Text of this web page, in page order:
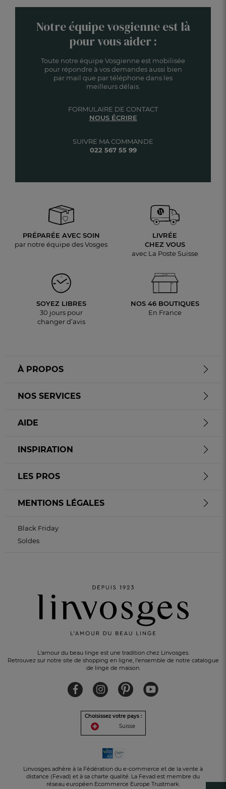
UN CADEAU OFFERTpour tout achat
Notre équipe vosgienne est là
pour vous aider :
Toute notre équipe Vosgienne est mobilisée
pour répondre à vos demandes aussi bien
par mail que par téléphone dans les
meilleurs délais.
SUIVRE MA COMMANDE
022 567 55 99
FORMULAIRE DE CONTACT
NOUS ÉCRIRE
PRÉPARÉE AVEC SOIN
par notre équipe des Vosges
LIVRÉE
CHEZ VOUS
avec La Poste Suisse
SOYEZ LIBRES
30 jours pour
changer d’avis
NOS 46 BOUTIQUES
En France
L'amour du beau linge est une tradition chez Linvosges.
Retrouvez sur notre site de shopping en ligne, l'ensemble de notre catalogue
de linge de maison.
Choisissez votre pays :
Suisse
Linvosges adhère à la Fédération du e-commerce et de la vente à
distance (Fevad) et à sa charte qualité. La Fevad est membre du
réseau européen Ecommerce Europe Trustmark.
À PROPOS
NOS SERVICES
AIDE
INSPIRATION
LES PROS
MENTIONS LÉGALES
Black Friday
Soldes